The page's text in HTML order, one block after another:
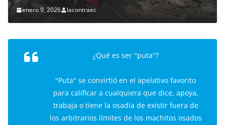
enero 9, 2026 lacontraec
¿Qué es ser "puta"?
"Puta" se convirtió en el apelativo favorito
para calificar a cualquiera que dice, apoya,
trabaja o tiene la osadía de existir fuera de
los arbitrarios límites de los machitos osados